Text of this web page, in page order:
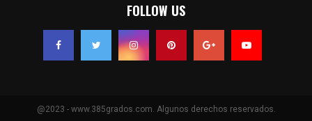
FOLLOW US
@2023 - www.385grados.com. Algunos derechos reservados.